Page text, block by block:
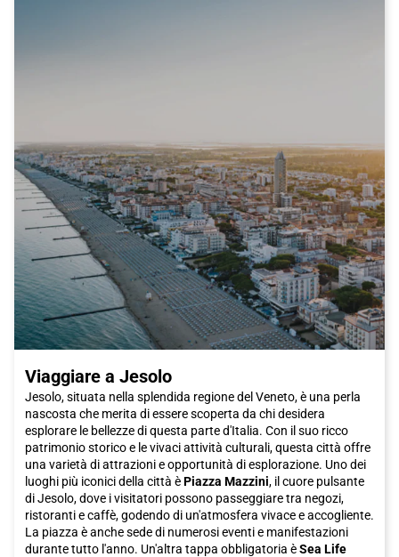
prodotti di pelle di alta qualità e articoli artigianali unici.
Insomma, Firenze è una città che ti conquisterà con la sua
bellezza, la sua cultura e la sua cucina. E cosa c'è di meglio che
viaggiare in treno Italo per raggiungerla? Prenota subito il tuo
biglietto e preparati a scoprire una delle città più affascinanti
d'Italia. Non vediamo l'ora di darti il benvenuto a Firenze, la città
degli artisti e dei sognatori.
Viaggiare a Jesolo
Jesolo, situata nella splendida regione del Veneto, è una perla
nascosta che merita di essere scoperta da chi desidera
esplorare le bellezze di questa parte d'Italia. Con il suo ricco
patrimonio storico e le vivaci attività culturali, questa città offre
una varietà di attrazioni e opportunità di esplorazione. Uno dei
luoghi più iconici della città èPiazza Mazzini, il cuore pulsante
di Jesolo, dove i visitatori possono passeggiare tra negozi,
ristoranti e caffè, godendo di un'atmosfera vivace e accogliente.
La piazza è anche sede di numerosi eventi e manifestazioni
durante tutto l'anno. Un'altra tappa obbligatoria èSea Life